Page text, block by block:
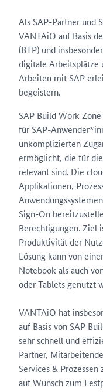
Als SAP-Partner und
VANTAiO auf Basis
(BTP) und
digitale Arbeitsplätze
Arbeiten mit SAP
begeistern.
SAP Build Work
für SAP-
unkomplizierten
ermöglicht, die für
relevant sind. Die
Applikationen,
Sign-On
Berechtigungen. Ziel
Produktivität der
Lösung kann von
Notebook als auch
oder Tablets genutzt
VANTAiO hat
auf Basis von SAP
sehr schnell und
Partner,
Services &
auf Wunsch zum